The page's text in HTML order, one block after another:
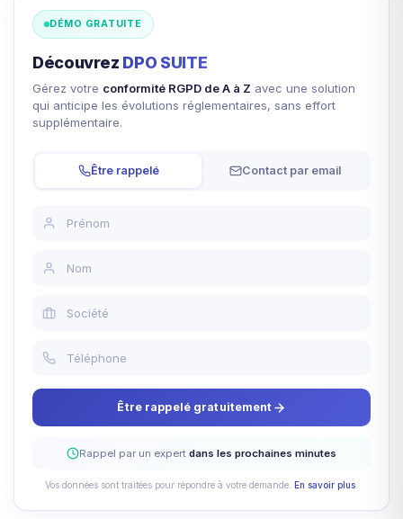
DÉMO GRATUITE
Découvrez DPO SUITE
Gérez votre conformité RGPD de A à Z avec une solution
qui anticipe les évolutions réglementaires, sans effort
supplémentaire.
Être rappelé Contact par email
Être rappelé gratuitement
Rappel par un expert dans les prochaines minutes
Vos données sont traitées pour répondre à votre demande. En savoir plus